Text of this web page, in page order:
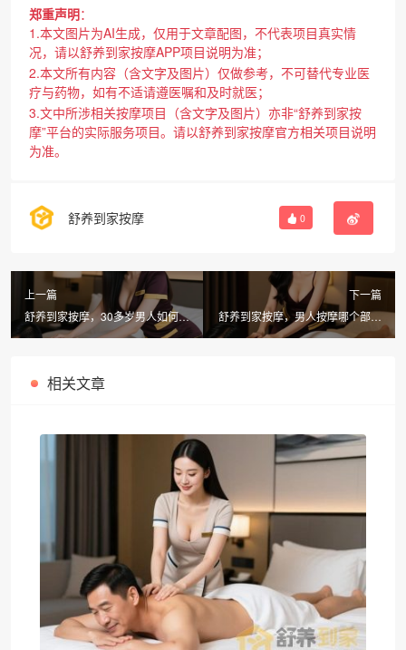
郑重声明：
1.本文图片为AI生成，仅用于文章配图，不代表项目真实情
况，请以舒养到家按摩APP项目说明为准；
2.本文所有内容（含文字及图片）仅做参考，不可替代专业医
疗与药物，如有不适请遵医嘱和及时就医；
3.文中所涉相关按摩项目（含文字及图片）亦非“舒养到家按
摩”平台的实际服务项目。请以舒养到家按摩官方相关项目说明
为准。
舒养到家按摩 0
上一篇
舒养到家按摩，30多岁男人如何壮
阳提升活力
下一篇
舒养到家按摩，男人按摩哪个部位
可以增强性功能？上海同城按摩推
相关文章